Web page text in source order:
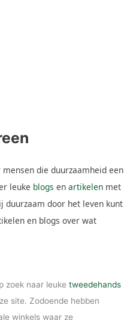
die duurzaamheid een
leuke blogs en artikelen met
duurzaam door het leven kunt
en blogs over wat
zoek naar leuke tweedehands
site. Zodoende hebben
winkels waar ze